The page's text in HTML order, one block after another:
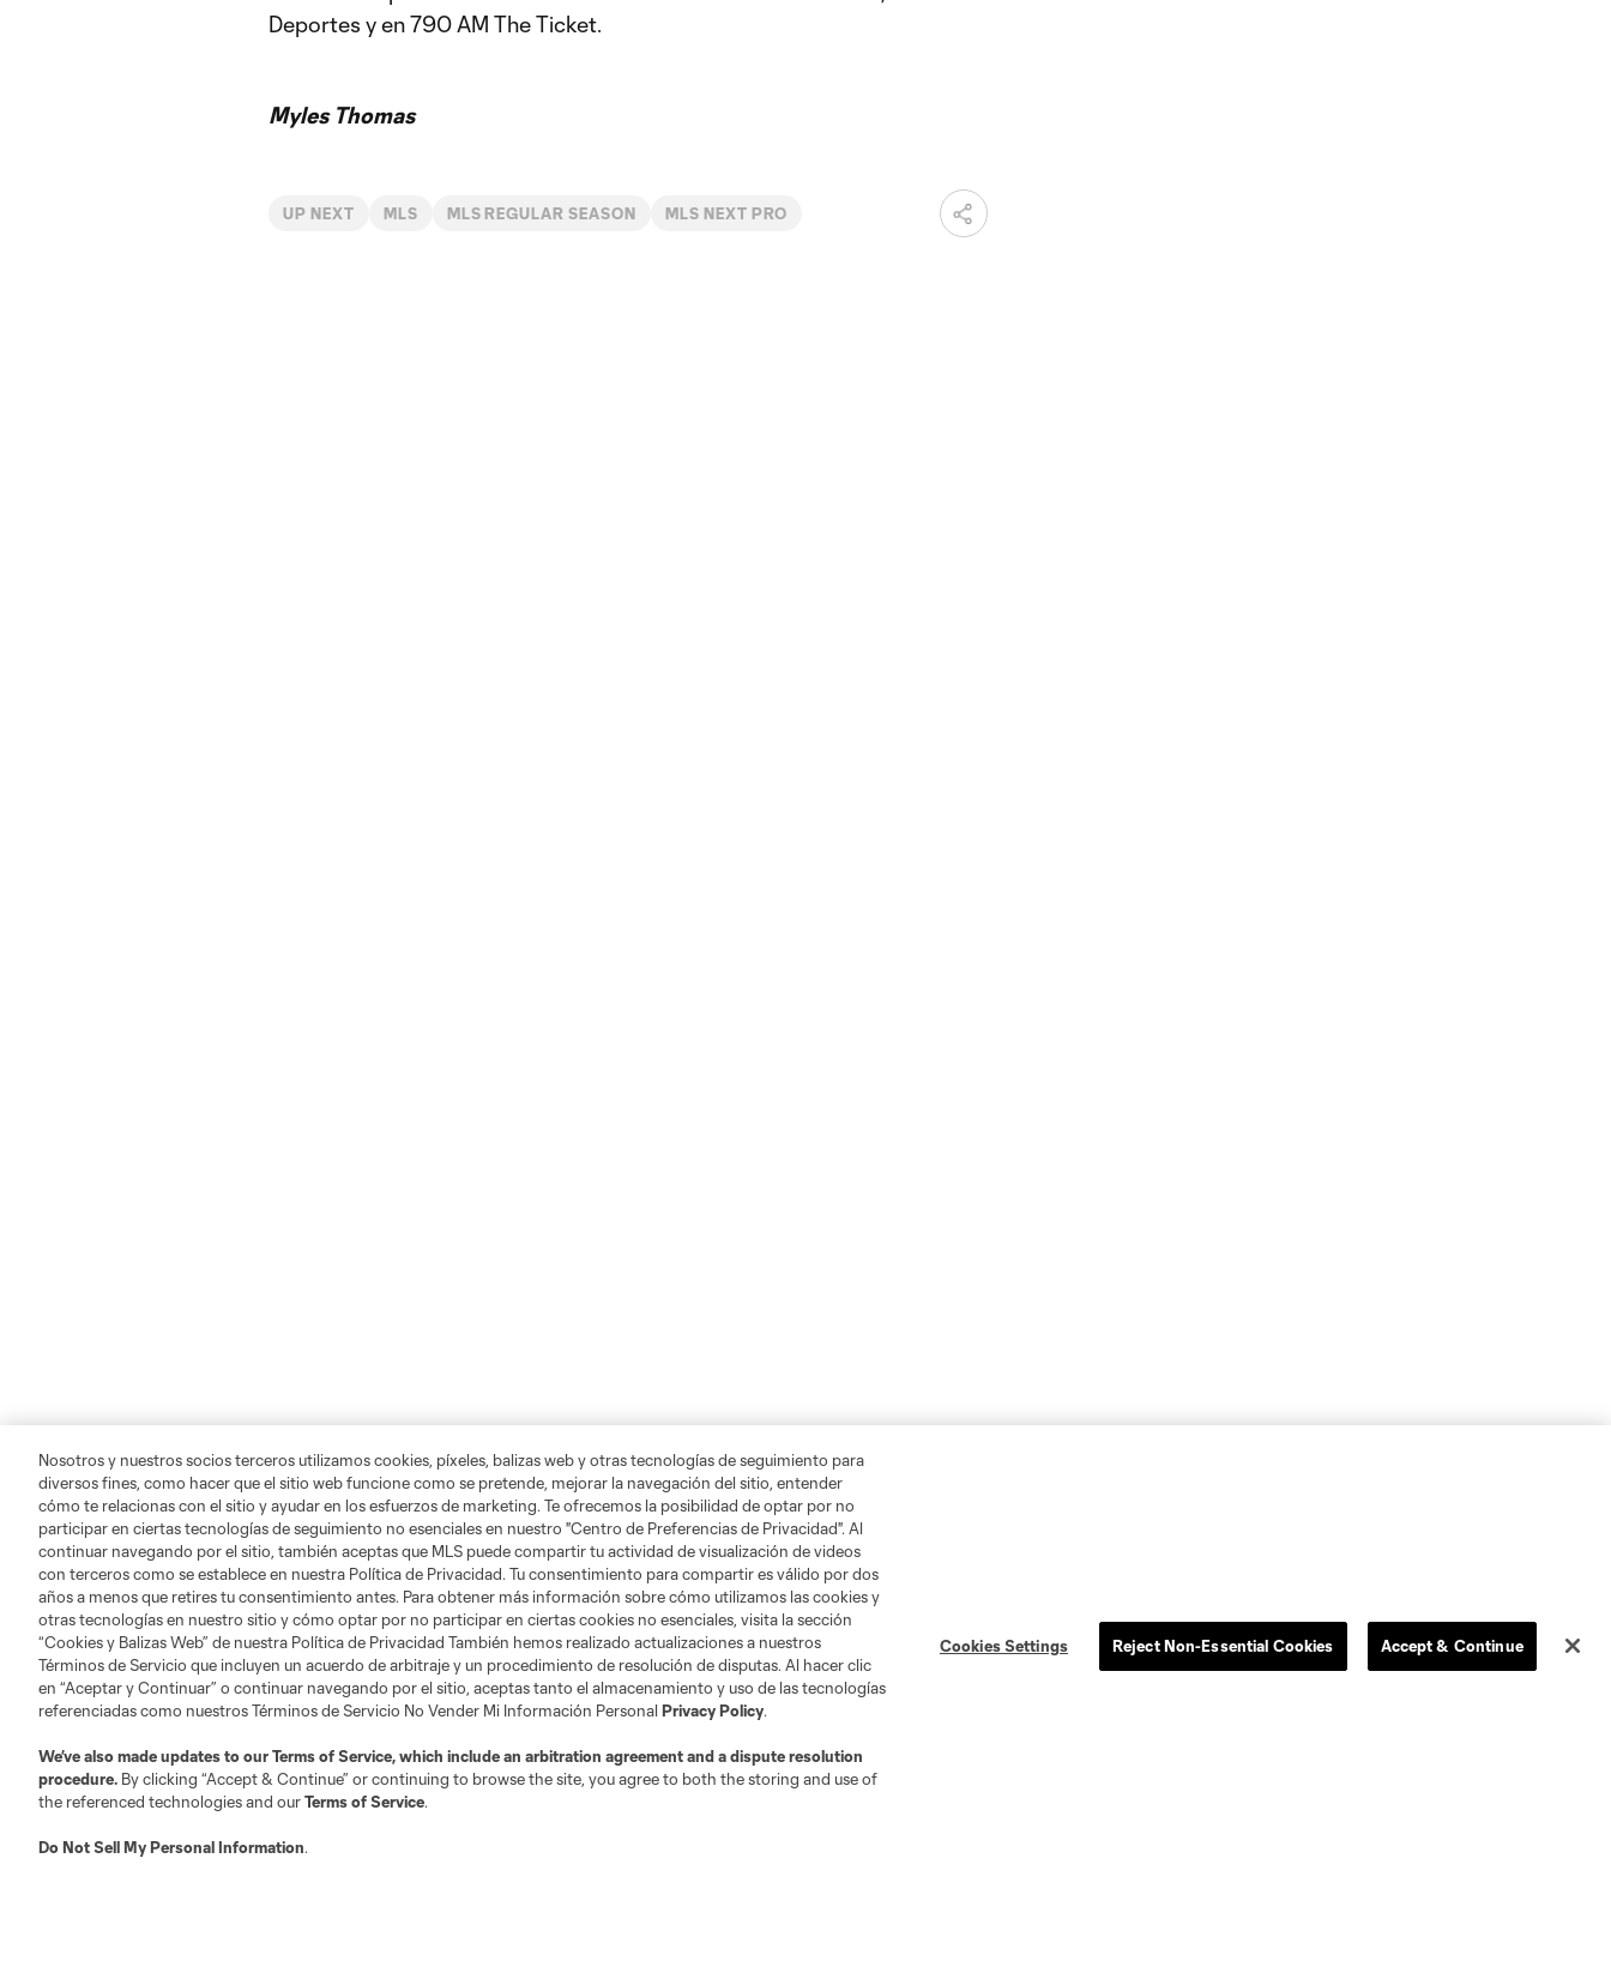
Deportes y en 790 AM The Ticket.
Myles Thomas
UP NEXT MLS MLS REGULAR SEASON MLS NEXT PRO
Nosotros y nuestros socios terceros utilizamos cookies, píxeles, balizas web y otras tecnologías de seguimiento para
diversos fines, como hacer que el sitio web funcione como se pretende, mejorar la navegación del sitio, entender
cómo te relacionas con el sitio y ayudar en los esfuerzos de marketing. Te ofrecemos la posibilidad de optar por no
participar en ciertas tecnologías de seguimiento no esenciales en nuestro "Centro de Preferencias de Privacidad". Al
continuar navegando por el sitio, también aceptas que MLS puede compartir tu actividad de visualización de videos
con terceros como se establece en nuestra Política de Privacidad. Tu consentimiento para compartir es válido por dos
años a menos que retires tu consentimiento antes. Para obtener más información sobre cómo utilizamos las cookies y
otras tecnologías en nuestro sitio y cómo optar por no participar en ciertas cookies no esenciales, visita la sección
“Cookies y Balizas Web” de nuestra Política de Privacidad También hemos realizado actualizaciones a nuestros
Términos de Servicio que incluyen un acuerdo de arbitraje y un procedimiento de resolución de disputas. Al hacer clic
en “Aceptar y Continuar” o continuar navegando por el sitio, aceptas tanto el almacenamiento y uso de las tecnologías
referenciadas como nuestros Términos de Servicio No Vender Mi Información Personal Privacy Policy.
We’ve also made updates to ourTerms of Service, which include an arbitration agreement and a dispute resolution
procedure. By clicking “Accept & Continue” or continuing to browse the site, you agree to both the storing and use of
the referenced technologies and ourTerms of Service.
Do Not Sell My Personal Information.
Cookies Settings Reject Non-Essential Cookies Accept & Continue